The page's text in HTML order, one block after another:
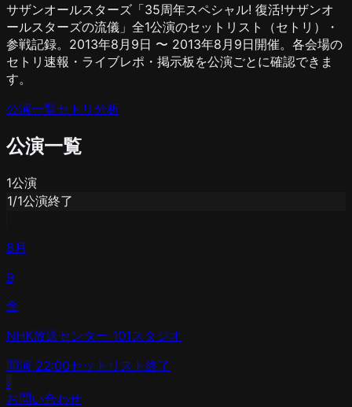
サザンオールスターズ「35周年スペシャル! 復活!サザンオ
ールスターズの流儀」全1公演のセットリスト（セトリ）・
参戦記録。2013年8月9日 〜 2013年8月9日開催。各会場の
セトリ速報・ライブレポ・掲示板を公演ごとに確認できま
す。
公演一覧セトリ分析
公演一覧
1公演
1/1公演終了
8月
9
金
NHK放送センター 101スタジオ
開演 22:00セットリスト 終了
›
お問い合わせ